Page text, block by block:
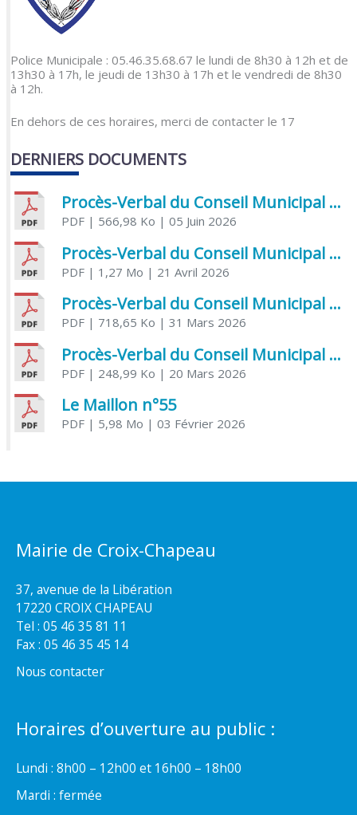
Police Municipale : 05.46.35.68.67 le lundi de 8h30 à 12h et de
13h30 à 17h, le jeudi de 13h30 à 17h et le vendredi de 8h30
à 12h.
En dehors de ces horaires, merci de contacter le 17
DERNIERS DOCUMENTS
Procès-Verbal du Conseil Municipal du 5 juin 2026
PDF| 566,98 Ko | 05 Juin 2026
Procès-Verbal du Conseil Municipal du 21 avril 2026
PDF| 1,27 Mo | 21 Avril 2026
Procès-Verbal du Conseil Municipal du 31 mars 2026
PDF| 718,65 Ko | 31 Mars 2026
Procès-Verbal du Conseil Municipal du 20 mars 2026
PDF| 248,99 Ko | 20 Mars 2026
Le Maillon n°55
PDF| 5,98 Mo | 03 Février 2026
Mairie de Croix-Chapeau
37, avenue de la Libération
17220 CROIX CHAPEAU
Tel : 05 46 35 81 11
Fax : 05 46 35 45 14
Nous contacter
Horaires d’ouverture au public :
Lundi : 8h00 – 12h00 et 16h00 – 18h00
Mardi : fermée